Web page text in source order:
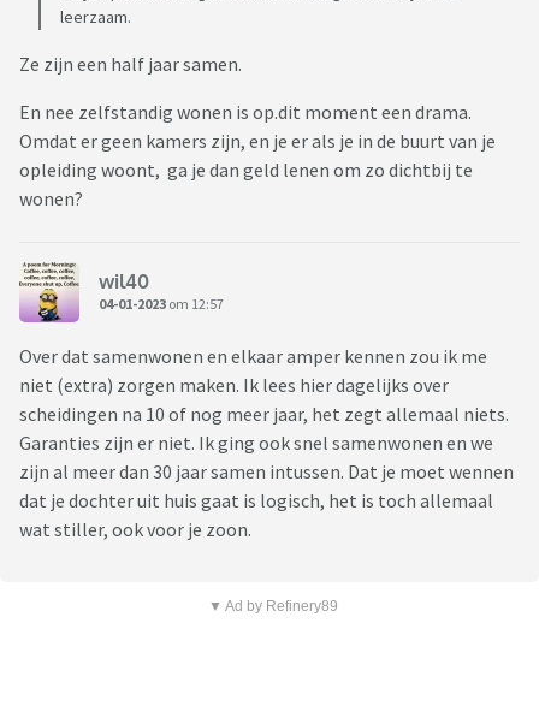
leerzaam.
Ze zijn een half jaar samen.
En nee zelfstandig wonen is op.dit moment een drama.
Omdat er geen kamers zijn, en je er als je in de buurt van je
opleiding woont, ga je dan geld lenen om zo dichtbij te
wonen?
wil40
04-01-2023 om 12:57
Over dat samenwonen en elkaar amper kennen zou ik me
niet (extra) zorgen maken. Ik lees hier dagelijks over
scheidingen na 10 of nog meer jaar, het zegt allemaal niets.
Garanties zijn er niet. Ik ging ook snel samenwonen en we
zijn al meer dan 30 jaar samen intussen. Dat je moet wennen
dat je dochter uit huis gaat is logisch, het is toch allemaal
wat stiller, ook voor je zoon.
▼ Ad by Refinery89